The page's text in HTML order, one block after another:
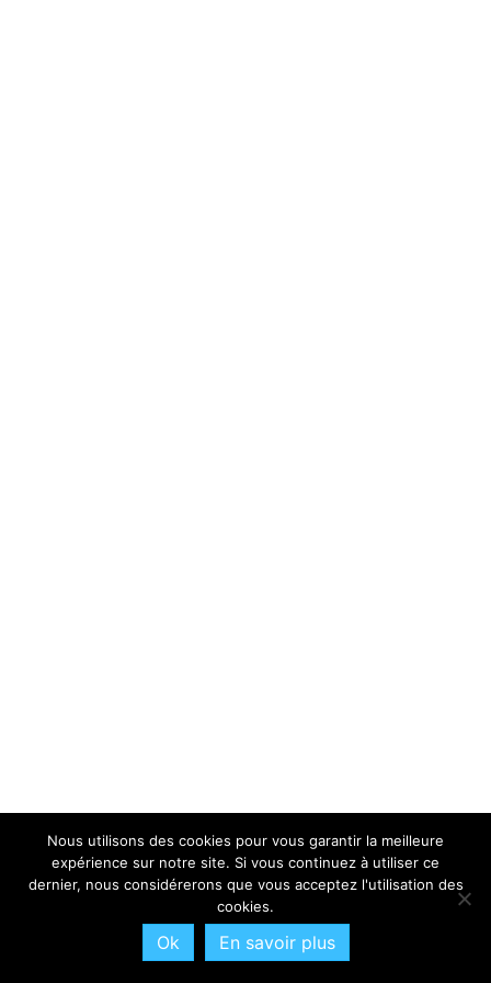
Nous utilisons des cookies pour vous garantir la meilleure
expérience sur notre site. Si vous continuez à utiliser ce
dernier, nous considérerons que vous acceptez l'utilisation des
cookies.
Ok En savoir plus